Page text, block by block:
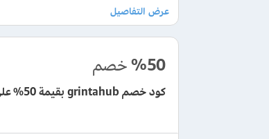
%50خصم
كود خصم grintahub بقيمة 50% علي تذاكر الفعاليات